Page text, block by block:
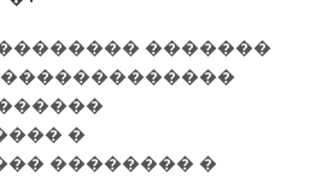
�������
�
�������� �